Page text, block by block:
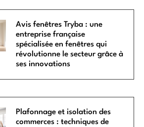
Avis fenêtres Tryba : une
entreprise française
spécialisée en fenêtres qui
révolutionne le secteur grâce à
ses innovations
Plafonnage et isolation des
commerces : techniques de